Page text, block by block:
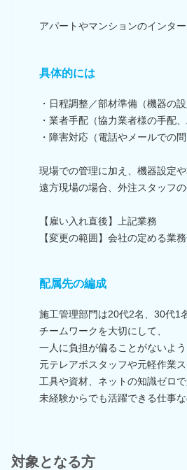
アパートやマンションのインタ
具体的には
・日程調整／部材準備（機器の
・業者手配（協力業者様の手配
・障害対応（電話やメールでの
現場での管理に加え、機器設定
遠方現場の場合、外注スタッフ
【雇い入れ直後】上記業務
【変更の範囲】会社の定める業
配属先の編成
施工管理部門は20代2名、30代1
チームワークを大切にして、
一人に負担が偏ることがないよ
元テレアポスタッフや元軽作業
工具や資材、ネットの知識ゼロ
未経験からでも活躍できる仕事
対象となる方